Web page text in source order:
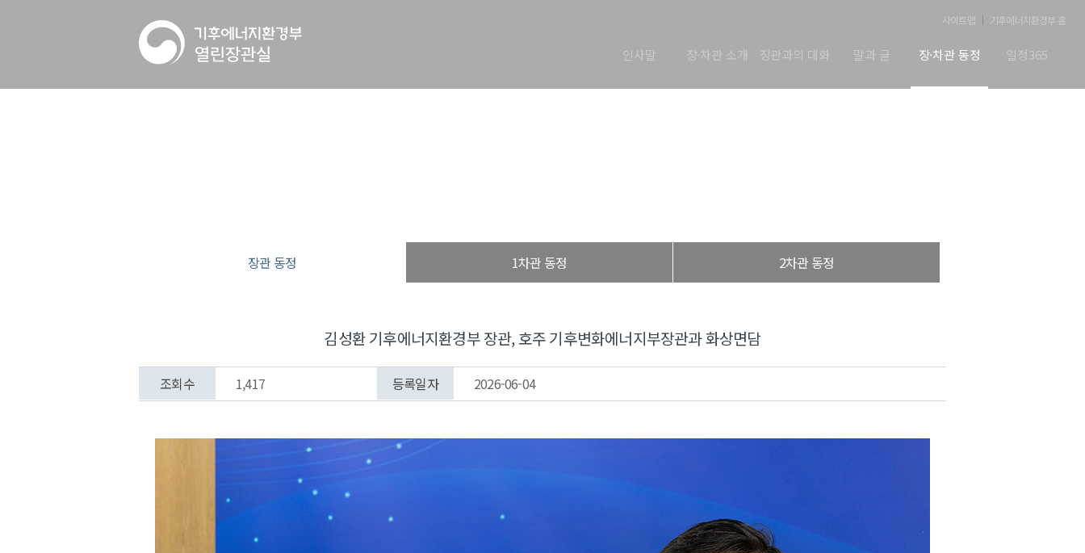
사이트맵 기후에너지환경부 홈
인사말 장·차관 소개 장관과의 대화 말과 글 장·차관 동정 일정365
장관 동정 1차관 동정 2차관 동정
김성환 기후에너지환경부 장관, 호주 기후변화에너지부장관과 화상면담
조회수 1,417 등록일자 2026-06-04